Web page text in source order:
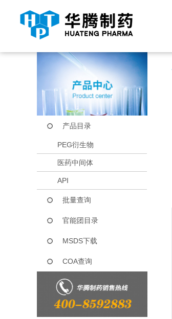
当前位置： 首页 产品中心
产品目录
PEG衍生物
医药中间体
API
批量查询
官能团目录
MSDS下载
COA查询